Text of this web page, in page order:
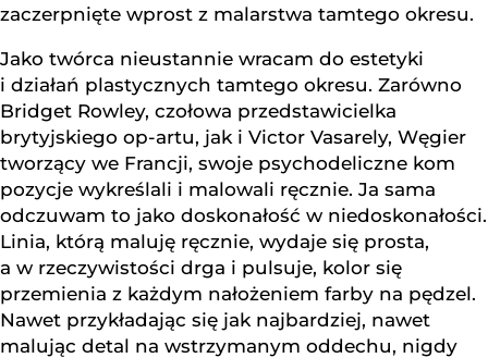
zaczerpnięte wprost z malarstwa tamtego okresu.
Jako twórca nieustannie wracam do estetyki
i działań plastycznych tamtego okresu. Zarówno
Bridget Rowley, czołowa przedstawicielka
brytyjskiego op-artu, jak i Victor Vasarely, Węgier
tworzący we Francji, swoje psychodeliczne kom
pozycje wykreślali i malowali ręcznie. Ja sama
odczuwam to jako doskonałość w niedoskonałości.
Linia, którą maluję ręcznie, wydaje się prosta,
a w rzeczywistości drga i pulsuje, kolor się
przemienia z każdym nałożeniem farby na pędzel.
Nawet przykładając się jak najbardziej, nawet
malując detal na wstrzymanym oddechu, nigdy